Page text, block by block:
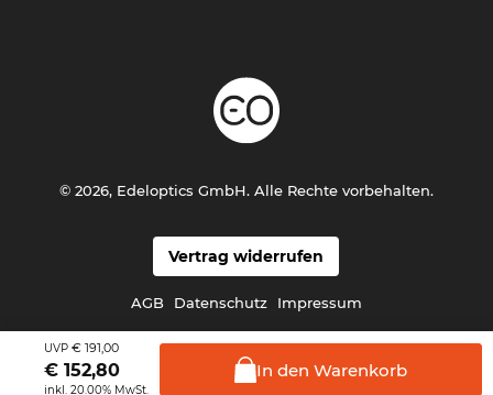
UVP € 191,00
€ 152,80
inkl. 20.00% MwSt.
In den Warenkorb
Vertrag widerrufen
AGB Datenschutz Impressum
© 2026, Edeloptics GmbH. Alle Rechte vorbehalten.